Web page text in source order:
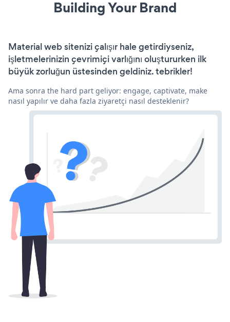
Building Your Brand
Material web sitenizi çalışır hale getirdiyseniz,
işletmelerinizin çevrimiçi varlığını oluştururken ilk
büyük zorluğun üstesinden geldiniz. tebrikler!
Ama sonra the hard part geliyor: engage, captivate, make
nasıl yapılır ve daha fazla ziyaretçi nasıl desteklenir?